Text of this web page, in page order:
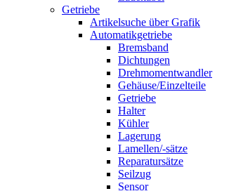
Getriebe
Artikelsuche über Grafik
Automatikgetriebe
Bremsband
Dichtungen
Drehmomentwandler
Gehäuse/Einzelteile
Getriebe
Halter
Kühler
Lagerung
Lamellen/-sätze
Reparatursätze
Seilzug
Sensor